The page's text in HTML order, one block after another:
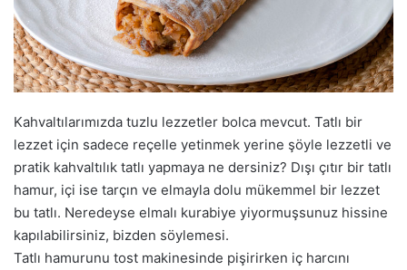
t
a
g
ö
n
d
e
Kahvaltılarımızda tuzlu lezzetler bolca mevcut. Tatlı bir
lezzet için sadece reçelle yetinmek yerine şöyle lezzetli ve
pratik kahvaltılık tatlı yapmaya ne dersiniz? Dışı çıtır bir tatlı
hamur, içi ise tarçın ve elmayla dolu mükemmel bir lezzet
bu tatlı. Neredeyse elmalı kurabiye yiyormuşsunuz hissine
kapılabilirsiniz, bizden söylemesi.
Tatlı hamurunu tost makinesinde pişirirken iç harcını